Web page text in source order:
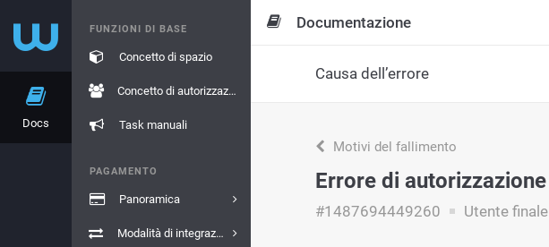
Docs
FUNZIONI DI BASE
Concetto di spazio
Concetto di autorizzazione
Task manuali
PAGAMENTO
Panoramica
Modalità di integrazione
Documentazione
Causa dell’errore
Motivi del fallimento
Errore di autorizzazione
#1487694449260 Utente finale